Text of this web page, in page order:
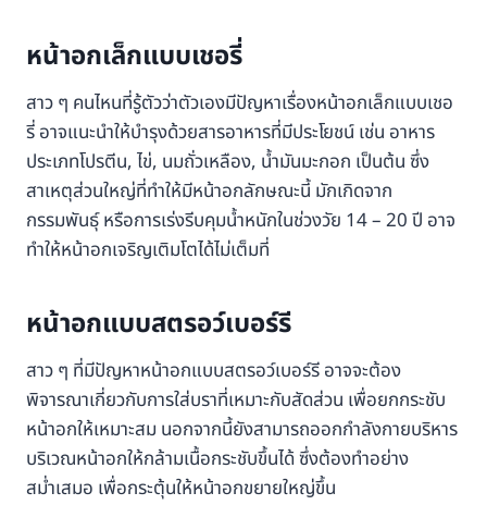
หน้าอกเล็กแบบเชอรี่
สาว ๆ คนไหนที่รู้ตัวว่าตัวเองมีปัญหาเรื่องหน้าอกเล็กแบบเชอ
รี่ อาจแนะนำให้บำรุงด้วยสารอาหารที่มีประโยชน์ เช่น อาหาร
ประเภทโปรตีน, ไข่, นมถั่วเหลือง, น้ำมันมะกอก เป็นต้น ซึ่ง
สาเหตุส่วนใหญ่ที่ทำให้มีหน้าอกลักษณะนี้ มักเกิดจาก
กรรมพันธุ์ หรือการเร่งรีบคุมน้ำหนักในช่วงวัย 14 – 20 ปี อาจ
ทำให้หน้าอกเจริญเติมโตได้ไม่เต็มที่
หน้าอกแบบสตรอว์เบอร์รี
สาว ๆ ที่มีปัญหาหน้าอกแบบสตรอว์เบอร์รี อาจจะต้อง
พิจารณาเกี่ยวกับการใส่บราที่เหมาะกับสัดส่วน เพื่อยกกระชับ
หน้าอกให้เหมาะสม นอกจากนี้ยังสามารถออกกำลังกายบริหาร
บริเวณหน้าอกให้กล้ามเนื้อกระชับขึ้นได้ ซึ่งต้องทำอย่าง
สม่ำเสมอ เพื่อกระตุ้นให้หน้าอกขยายใหญ่ขึ้น